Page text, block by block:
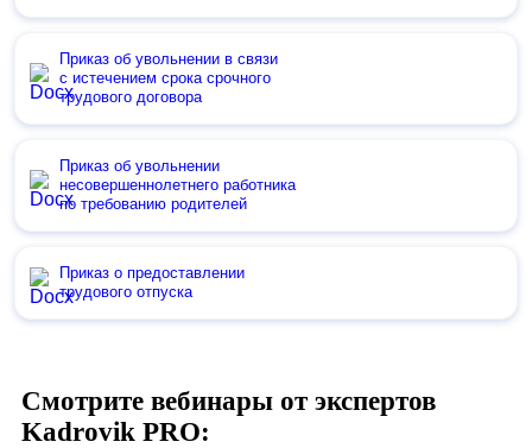
Приказ об увольнении в связи
с истечением срока срочного
трудового договора
Приказ об увольнении
несовершеннолетнего работника
по требованию родителей
Приказ о предоставлении
трудового отпуска
Смотрите вебинары от экспертов
Kadrovik PRO: